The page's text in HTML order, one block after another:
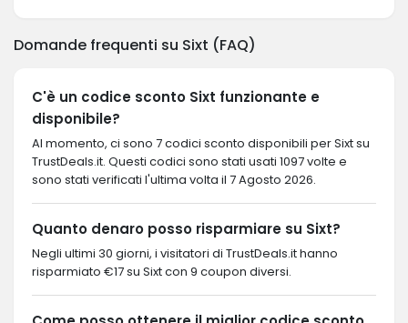
Domande frequenti su Sixt (FAQ)
C'è un codice sconto Sixt funzionante e
disponibile?
Al momento, ci sono 7 codici sconto disponibili per Sixt su
TrustDeals.it. Questi codici sono stati usati 1097 volte e
sono stati verificati l'ultima volta il 7 Agosto 2026.
Quanto denaro posso risparmiare su Sixt?
Negli ultimi 30 giorni, i visitatori di TrustDeals.it hanno
risparmiato €17 su Sixt con 9 coupon diversi.